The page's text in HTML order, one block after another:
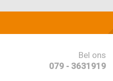
Bel ons
079 - 3631919